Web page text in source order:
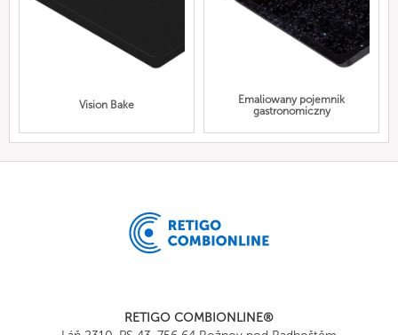
Vision Bake
Emaliowany pojemnik
gastronomiczny
RETIGO COMBIONLINE®